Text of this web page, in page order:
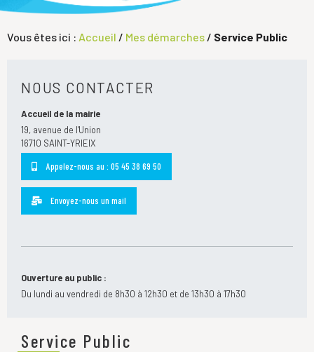
Vous êtes ici : Accueil / Mes démarches / Service Public
Service Public
NOUS CONTACTER
Accueil de la mairie
19, avenue de l'Union
16710 SAINT-YRIEIX
Appelez-nous au : 05 45 38 69 50
Envoyez-nous un mail
Ouverture au public :
Du lundi au vendredi de 8h30 à 12h30 et de 13h30 à 17h30